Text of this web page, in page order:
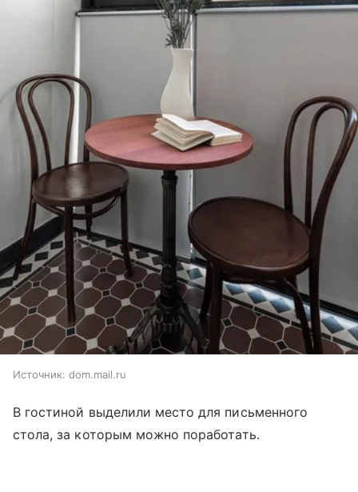
Источник: dom.mail.ru
В гостиной выделили место для письменного
стола, за которым можно поработать.